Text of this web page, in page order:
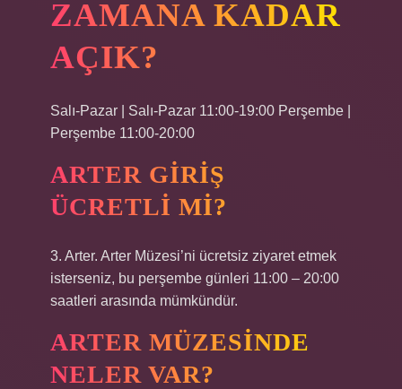
ZAMANA KADAR
AÇIK?
Salı-Pazar | Salı-Pazar 11:00-19:00 Perşembe |
Perşembe 11:00-20:00
ARTER GIRIŞ
ÜCRETLI MI?
3. Arter. Arter Müzesi’ni ücretsiz ziyaret etmek
isterseniz, bu perşembe günleri 11:00 – 20:00
saatleri arasında mümkündür.
ARTER MÜZESINDE
NELER VAR?